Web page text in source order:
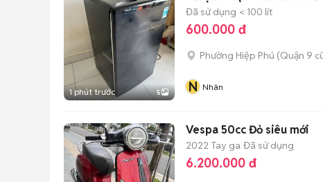
1 phút trước 5
Đã sử dụng < 100 lít
600.000 đ
Phường Hiệp Phú (Quận 9
N Nhân
Vespa 50cc Đỏ siêu mới
2022 Tay ga Đã sử dụng
6.200.000 đ